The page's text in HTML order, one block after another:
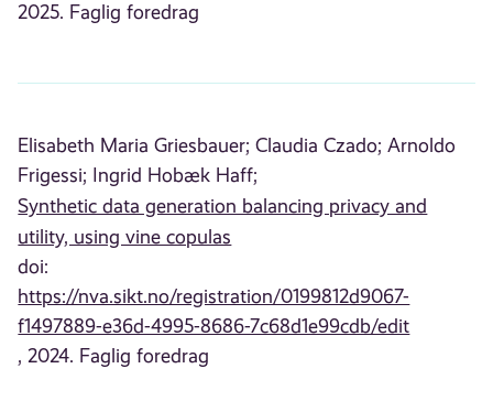
2025. Faglig foredrag
Elisabeth Maria Griesbauer; Claudia Czado; Arnoldo
Frigessi; Ingrid Hobæk Haff;
Synthetic data generation balancing privacy and
utility, using vine copulas
doi:
https://nva.sikt.no/registration/0199812d9067-
f1497889-e36d-4995-8686-7c68d1e99cdb/edit
, 2024. Faglig foredrag